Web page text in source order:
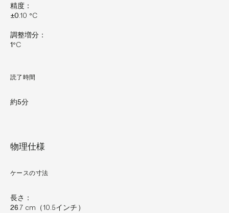
精度：
±0.10 °C
調整増分：
1°C
読了時間
約5分
物理仕様
ケースの寸法
長さ：
26.7 cm（10.5インチ）